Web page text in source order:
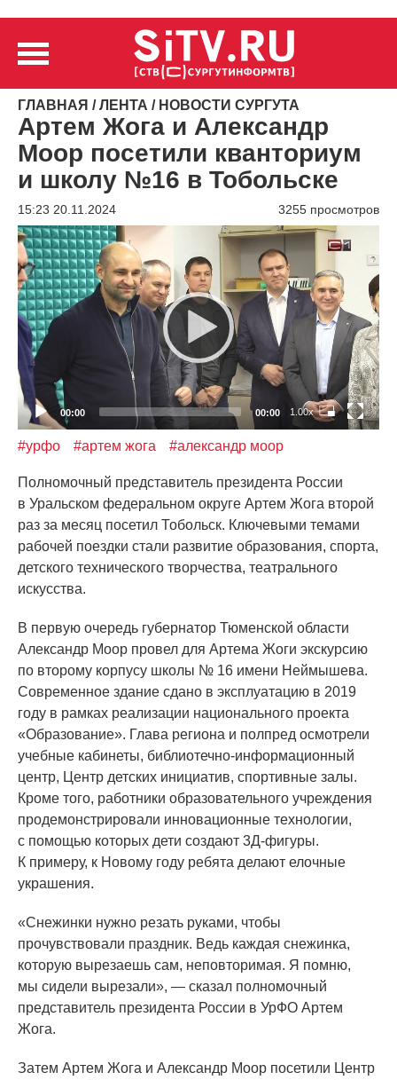
ГЛАВНАЯ /ЛЕНТА / НОВОСТИ СУРГУТА
Артем Жога и Александр
Моор посетили кванториум
и школу №16 в Тобольске
15:23 20.11.2024 3255 просмотров
Видеоплеер
00:00 00:00 1.00x
#урфо #артем жога #александр моор
Полномочный представитель президента России
в Уральском федеральном округе Артем Жога второй
раз за месяц посетил Тобольск. Ключевыми темами
рабочей поездки стали развитие образования, спорта,
детского технического творчества, театрального
искусства.
В первую очередь губернатор Тюменской области
Александр Моор провел для Артема Жоги экскурсию
по второму корпусу школы № 16 имени Неймышева.
Современное здание сдано в эксплуатацию в 2019
году в рамках реализации национального проекта
«Образование». Глава региона и полпред осмотрели
учебные кабинеты, библиотечно-информационный
центр, Центр детских инициатив, спортивные залы.
Кроме того, работники образовательного учреждения
продемонстрировали инновационные технологии,
с помощью которых дети создают 3Д-фигуры.
К примеру, к Новому году ребята делают елочные
украшения.
«Снежинки нужно резать руками, чтобы
прочувствовали праздник. Ведь каждая снежинка,
которую вырезаешь сам, неповторимая. Я помню,
мы сидели вырезали», — сказал полномочный
представитель президента России в УрФО Артем
Жога.
Затем Артем Жога и Александр Моор посетили Центр